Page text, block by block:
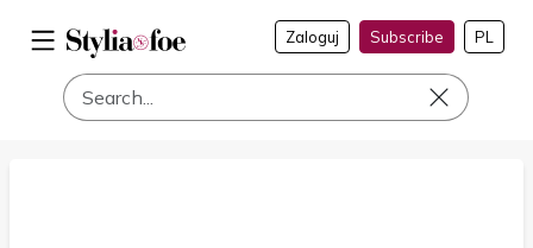
Zaloguj Subscribe PL